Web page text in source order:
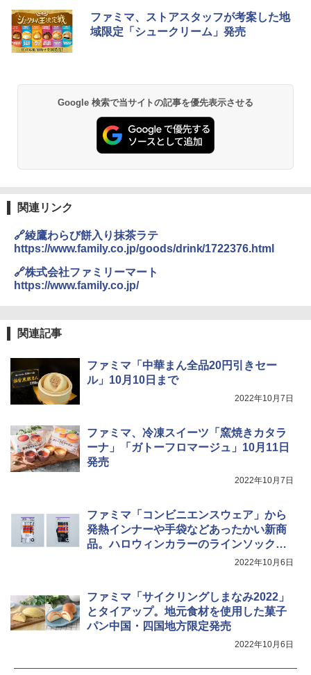
1
ブラックニッカ ニッカ Nikka ウィスキ
ー4000ml ブラックニッカクリア ウヰス
キー 【日本 アサヒ ウィスキー】 大容量
角瓶 2700ml サントリー ウイスキー ハ
イボール 大容量
イスキー ハイボール 缶
￥4,274
ウイスキー500ml アサヒ [ 日本 500ml ]
【中元 ギフト プレゼント 贈り物に】
1
チキンラーメン どんぶり 85g×12個 日清
食品 インスタント カップ麺
【公式】ブタメン とんこつ味 35g×15個
| 業務用 夜食 カップラーメン ミニカップ
麺 小腹 インスタント アウトドアにも ロ
ーリングストック 大人買い おやつカン
パニー
3
カップヌードル カップヌードルPRO シ
ーフードヌードル 高たんぱく&低糖質 さ
らに塩分控えめ 78g×12個
￥2,880
4
￥2,323
5
カップヌードル カップヌードルPRO し
ょうゆ 高たんぱく&低糖質 さらに塩分控
えめ 75g×12個
1
[山善] スチームオーブンレンジ 25L 一人
暮らし 二人暮らし フラットテーブル ス
チーム調理 自動メニュー19種搭載 角皿
シャープ 過熱水蒸気 オーブンレンジ 23
L 1段調理 ブラック RE-WF232-B シンプ
ル操作 コンパクト 一人暮らし 二人暮ら
高効率 15L 一人暮らし 二人暮らし スチ
ーム調理 フラットテーブル トースト機
4
TOSHIBA(東芝) スチームオーブンレン
ジ 石窯ドーム ER-D80A(K) ブラック 25
お手入れ 小型 新生活 一人暮らし 二人暮
らし ファミリー
5
シャープ ウォーターオーブン ヘルシオ
AX-XJ1-B ブラック 30L 2段調理 コンベ
クション トースト機能
ファミマ、ストアスタッフが考案した地
域限定「シュークリーム」発売
Google 検索で当サイトの記事を優先表示させる
関連リンク
🔗綾鷹わらび餅入り抹茶ラテ
https://www.family.co.jp/goods/drink/1722376.html
🔗株式会社ファミリーマート
https://www.family.co.jp/
関連記事
ファミマ「中華まん全品20円引きセー
ル」10月10日まで
2022年10月7日
ファミマ、冷凍スイーツ「窯焼きカタラ
ーナ」「ガトーフロマージュ」10月11日
発売
2022年10月7日
ファミマ「コンビニエンスウェア」から
発熱インナーや手袋などあったかい新商
品。ハロウィンカラーのラインソックス
2022年10月6日
ファミマ「サイクリングしまなみ2022」
とタイアップ。地元食材を使用した菓子
パン中国・四国地方限定発売
2022年10月6日